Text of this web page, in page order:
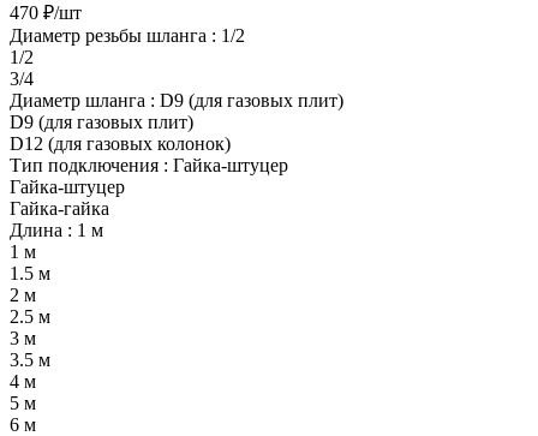
470 ₽/шт
Диаметр резьбы шланга : 1/2
1/2
3/4
Диаметр шланга : D9 (для газовых плит)
D9 (для газовых плит)
D12 (для газовых колонок)
Тип подключения : Гайка-штуцер
Гайка-штуцер
Гайка-гайка
Длина : 1 м
1 м
1.5 м
2 м
2.5 м
3 м
3.5 м
4 м
5 м
6 м